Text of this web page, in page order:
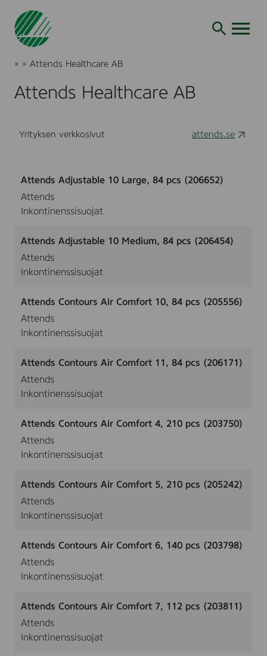
Siirry
Joutsenmerkki
»
ja
palvelut
» Attends Healthcare AB
Attends Healthcare AB
Yrityksen verkkosivut attends.se
Attends Adjustable 10 Large, 84 pcs (206652)
Attends
Inkontinenssisuojat
Attends Adjustable 10 Medium, 84 pcs (206454)
Attends
Inkontinenssisuojat
Attends Contours Air Comfort 10, 84 pcs (205556)
Attends
Inkontinenssisuojat
Attends Contours Air Comfort 11, 84 pcs (206171)
Attends
Inkontinenssisuojat
Attends Contours Air Comfort 4, 210 pcs (203750)
Attends
Inkontinenssisuojat
Attends Contours Air Comfort 5, 210 pcs (205242)
Attends
Inkontinenssisuojat
Attends Contours Air Comfort 6, 140 pcs (203798)
Attends
Inkontinenssisuojat
Attends Contours Air Comfort 7, 112 pcs (203811)
Attends
Inkontinenssisuojat